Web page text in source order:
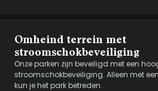
Omheind terrein met
stroomschokbeveiliging
Onze parken zijn beveiligd met een
stroomschokbeveiliging. Alleen met
kun je het park betreden.